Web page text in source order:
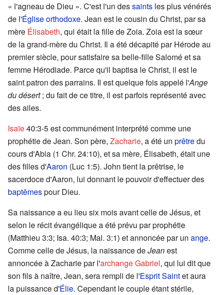
« l'agneau de Dieu ». C'est l'un dessaints les plus vénérés
de l'Église orthodoxe. Jean est le cousin du Christ, par sa
mère Élisabeth, qui était la fille de Zoia. Zoia est la sœur
de la grand-mère du Christ. Il a été décapité par Hérode au
premier siècle, pour satisfaire sa belle-fille Salomé et sa
femme Hérodiade. Parce qu'il baptisa le Christ, il est le
saint patron des parrains. Il est quelque fois appelé l'Ange
du désert; du fait de ce titre, il est parfois représenté avec
des ailes.
Isaïe40:3-5 est communément interprété comme une
prophétie de Jean. Son père, Zacharie, a été un prêtredu
cours d'Abia (1 Chr. 24:10), et sa mère, Élisabeth, était une
des filles d'Aaron (Luc 1:5). John tient la prêtrise, le
sacerdoce d'Aaron, lui donnant le pouvoir d'effectuer des
baptêmespour Dieu.
Sa naissance a eu lieu six mois avant celle de Jésus, et
selon le récit évangélique a été prévu par prophétie
(Matthieu 3:3; Isa. 40:3; Mal. 3:1) et annoncée par un ange.
Comme celle de Jésus, la naissance deJeanest
annoncée à Zacharie par l'archangeGabriel, qui lui dit que
son fils à naître, Jean, sera rempli de l'Esprit Saintet aura
la puissance d'Élie. Cependant le couple étant stérile,